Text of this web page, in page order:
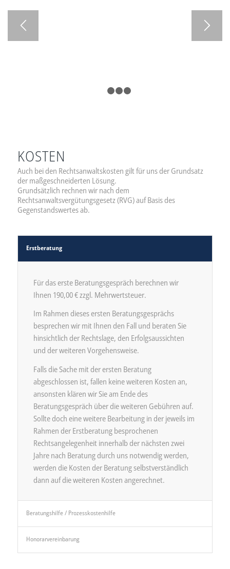
KOSTEN
Auch bei den Rechtsanwaltskosten gilt für uns der Grundsatz
der maßgeschneiderten Lösung.
Grundsätzlich rechnen wir nach dem
Rechtsanwaltsvergütungsgesetz (RVG) auf Basis des
Gegenstandswertes ab.
Erstberatung
Für das erste Beratungsgespräch berechnen wir
Ihnen 190,00 € zzgl. Mehrwertsteuer.
Im Rahmen dieses ersten Beratungsgesprächs
besprechen wir mit Ihnen den Fall und beraten Sie
hinsichtlich der Rechtslage, den Erfolgsaussichten
und der weiteren Vorgehensweise.
Falls die Sache mit der ersten Beratung
abgeschlossen ist, fallen keine weiteren Kosten an,
ansonsten klären wir Sie am Ende des
Beratungsgespräch über die weiteren Gebühren auf.
Sollte doch eine weitere Bearbeitung in der jeweils im
Rahmen der Erstberatung besprochenen
Rechtsangelegenheit innerhalb der nächsten zwei
Jahre nach Beratung durch uns notwendig werden,
werden die Kosten der Beratung selbstverständlich
dann auf die weiteren Kosten angerechnet.
Beratungshilfe / Prozesskostenhilfe
Honorarvereinbarung